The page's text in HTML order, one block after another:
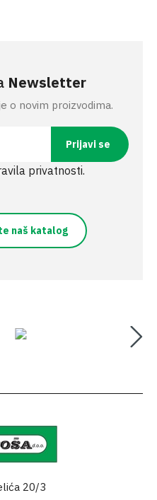
Newsletter
o novim proizvodima.
privatnosti.
naš katalog
20/3